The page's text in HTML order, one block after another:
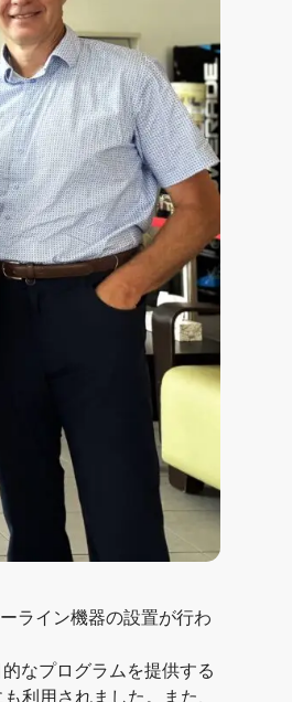
ライン機器の設置が行わ
なプログラムを提供する
利用されました。また、